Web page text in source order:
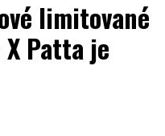
limitované
Patta je